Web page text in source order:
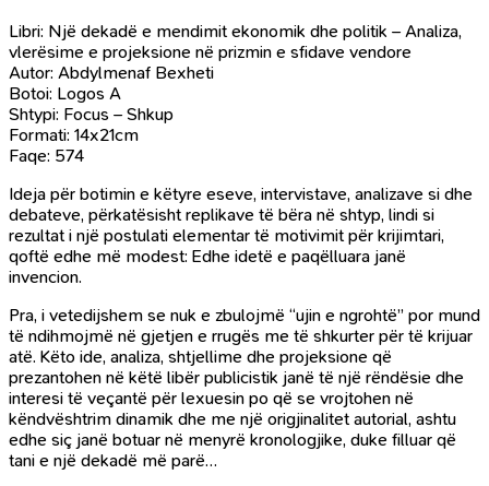
Libri: Një dekadë e mendimit ekonomik dhe politik – Analiza,
vlerësime e projeksione në prizmin e sfidave vendore
Autor: Abdylmenaf Bexheti
Botoi: Logos A
Shtypi: Focus – Shkup
Formati: 14x21cm
Faqe: 574
Ideja për botimin e këtyre eseve, intervistave, analizave si dhe
debateve, përkatësisht replikave të bëra në shtyp, lindi si
rezultat i një postulati elementar të motivimit për krijimtari,
qoftë edhe më modest: Edhe idetë e paqëlluara janë
invencion.
Pra, i vetedijshem se nuk e zbulojmë “ujin e ngrohtë” por mund
të ndihmojmë në gjetjen e rrugës me të shkurter për të krijuar
atë. Këto ide, analiza, shtjellime dhe projeksione që
prezantohen në këtë libër publicistik janë të një rëndësie dhe
interesi të veçantë për lexuesin po që se vrojtohen në
këndvështrim dinamik dhe me një origjinalitet autorial, ashtu
edhe siç janë botuar në menyrë kronologjike, duke filluar që
tani e një dekadë më parë…